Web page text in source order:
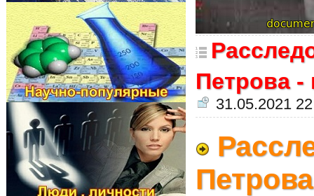
Петрова -
31.05.2021